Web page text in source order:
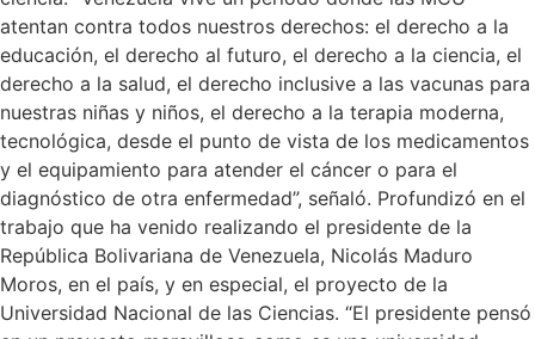
atentan contra todos nuestros derechos: el derecho a la
educación, el derecho al futuro, el derecho a la ciencia, el
derecho a la salud, el derecho inclusive a las vacunas para
nuestras niñas y niños, el derecho a la terapia moderna,
tecnológica, desde el punto de vista de los medicamentos
y el equipamiento para atender el cáncer o para el
diagnóstico de otra enfermedad”, señaló. Profundizó en el
trabajo que ha venido realizando el presidente de la
República Bolivariana de Venezuela, Nicolás Maduro
Moros, en el país, y en especial, el proyecto de la
Universidad Nacional de las Ciencias. “El presidente pensó